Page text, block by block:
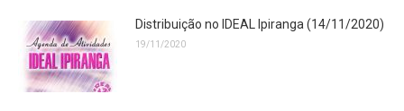
Distribuição no IDEAL Ipiranga (14/11/2020)
19/11/2020